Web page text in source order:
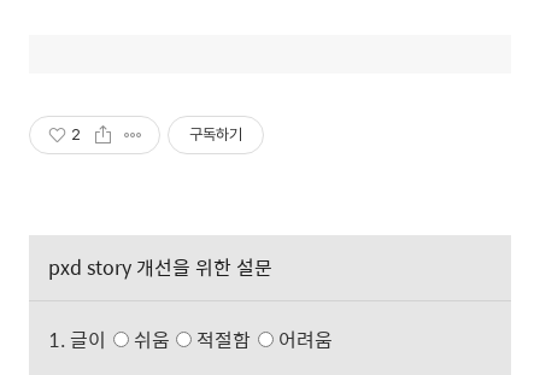
2 구독하기
pxd story 개선을 위한 설문
1. 글이 쉬움 적절함
어려움